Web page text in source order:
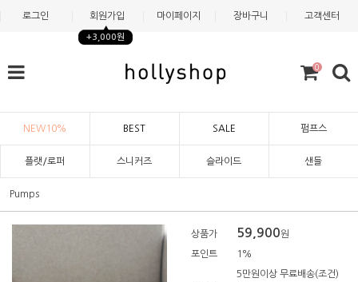
로그인 회원가입
+3,000원
마이페이지 장바구니 고객센터
0
NEW10% BEST SALE 펌프스
플랫/로퍼 스니커즈 슬라이드 샌들
Pumps
상품가 59,900원
포인트 1%
5만원이상 무료배송(조건)